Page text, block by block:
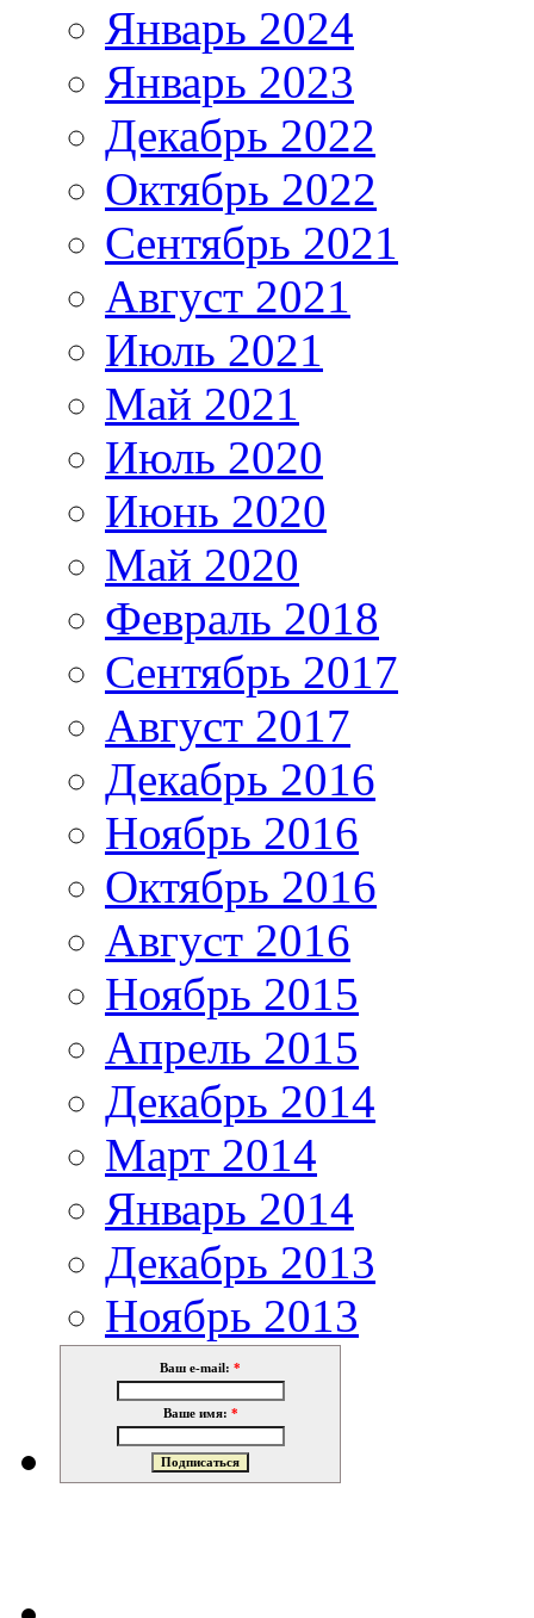
Январь 2024
Январь 2023
Декабрь 2022
Октябрь 2022
Сентябрь 2021
Август 2021
Июль 2021
Май 2021
Июль 2020
Июнь 2020
Май 2020
Февраль 2018
Сентябрь 2017
Август 2017
Декабрь 2016
Ноябрь 2016
Октябрь 2016
Август 2016
Ноябрь 2015
Апрель 2015
Декабрь 2014
Март 2014
Январь 2014
Декабрь 2013
Ноябрь 2013
Ваш e-mail: *
Ваше имя: *